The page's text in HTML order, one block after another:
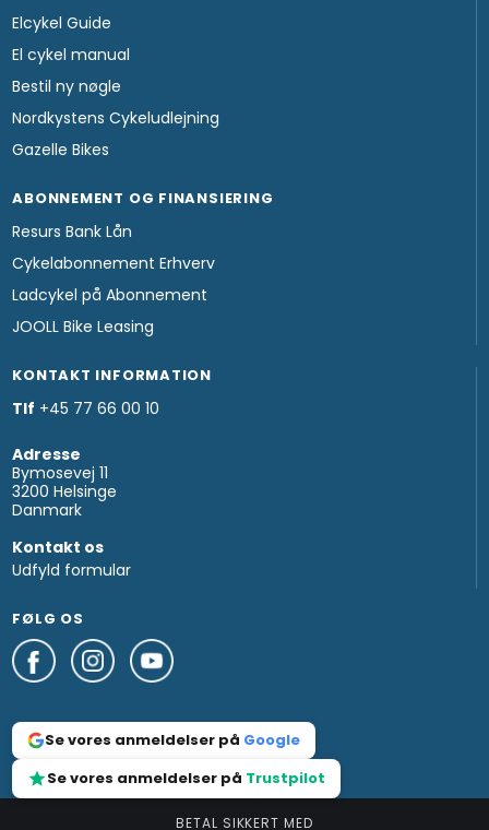
Elcykel Guide
El cykel manual
Bestil ny nøgle
Nordkystens Cykeludlejning
Gazelle Bikes
ABONNEMENT OG FINANSIERING
Resurs Bank Lån
Cykelabonnement Erhverv
Ladcykel på Abonnement
JOOLL Bike Leasing
KONTAKT INFORMATION
Tlf +45 77 66 00 10
Adresse
Bymosevej 11
3200 Helsinge
Danmark
Kontakt os
Udfyld formular
FØLG OS
Se vores anmeldelser på Google
Se vores anmeldelser på Trustpilot
BETAL SIKKERT MED